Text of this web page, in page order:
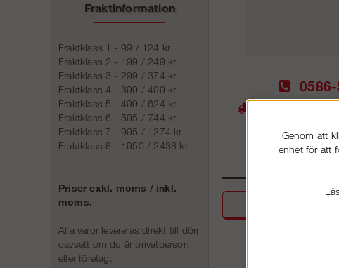
Fraktinformation
Fraktklass 1 - 99 / 124 kr
Fraktklass 2 - 199 / 249 kr
Fraktklass 3 - 299 / 374 kr
Fraktklass 4 - 399 / 499 kr
Fraktklass 5 - 499 / 624 kr
Fraktklass 6 - 595 / 744 kr
Fraktklass 7 - 995 / 1274 kr
Fraktklass 8 - 1950 / 2438 kr
Priser exkl. moms / inkl.
moms.
Alla varor levereras direkt till dörr
oavsett om du är privatperson
eller företag.
Genom att
enhet för att